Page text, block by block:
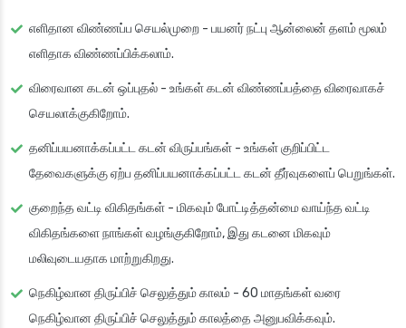
எளிதான விண்ணப்ப செயல்முறை - பயனர் நட்பு ஆன்லைன் தளம் மூலம்
எளிதாக விண்ணப்பிக்கலாம்.
விரைவான கடன் ஒப்புதல் - உங்கள் கடன் விண்ணப்பத்தை விரைவாகச்
செயலாக்குகிறோம்.
தனிப்பயனாக்கப்பட்ட கடன் விருப்பங்கள் - உங்கள் குறிப்பிட்ட
தேவைகளுக்கு ஏற்ப தனிப்பயனாக்கப்பட்ட கடன் தீர்வுகளைப் பெறுங்கள்.
குறைந்த வட்டி விகிதங்கள் - மிகவும் போட்டித்தன்மை வாய்ந்த வட்டி
விகிதங்களை நாங்கள் வழங்குகிறோம், இது கடனை மிகவும்
மலிவுடையதாக மாற்றுகிறது.
நெகிழ்வான திருப்பிச் செலுத்தும் காலம் - 60 மாதங்கள் வரை
நெகிழ்வான திருப்பிச் செலுத்தும் காலத்தை அனுபவிக்கவும்.